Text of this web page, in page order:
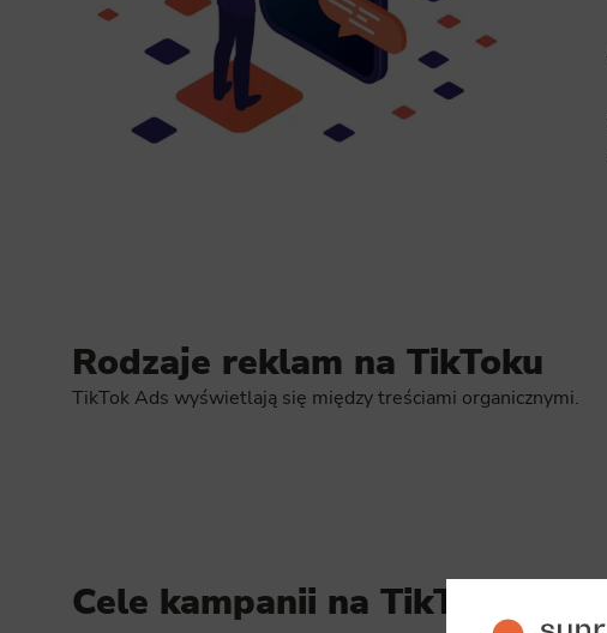
Rodzaje reklam na TikToku
TikTok Ads wyświetlają się między treściami organicznymi.
Cele kampanii na TikToku